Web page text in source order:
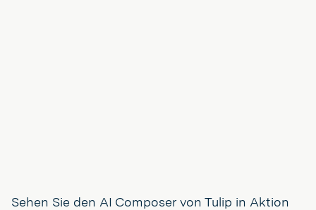
Sehen Sie den AI Composer von Tulip in Aktion